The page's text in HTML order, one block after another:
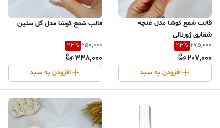
قالب شمع کوشا مدل غنچه
شقایق ژورنالی
275,000
24%
207,000
افزودن به سبد
قالب شمع کوشا مدل گل سلین
450,000
24%
338,000
افزودن به سبد